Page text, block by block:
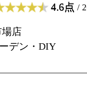
4.6点 /
場店
デン・DIY